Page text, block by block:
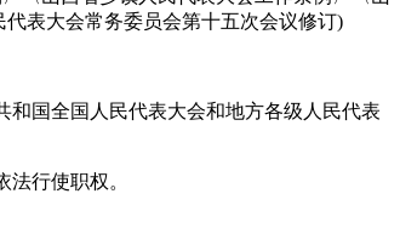
表大会常务委员会第十五次会议修订)
国全国人民代表大会和地方各级人民代表
行使职权。